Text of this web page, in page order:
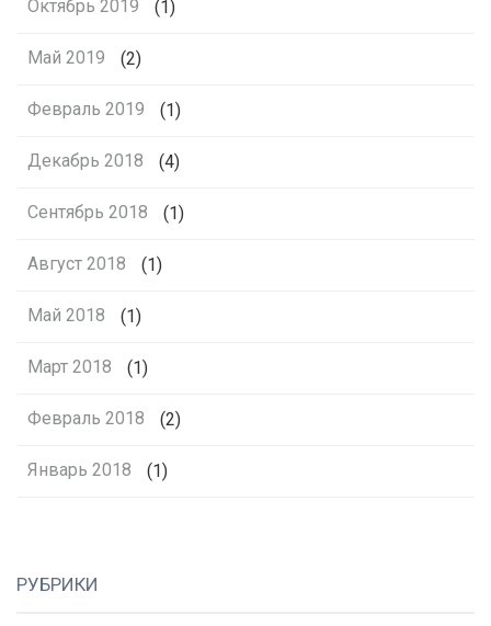
Октябрь 2019 (1)
Май 2019 (2)
Февраль 2019 (1)
Декабрь 2018 (4)
Сентябрь 2018 (1)
Август 2018 (1)
Май 2018 (1)
Март 2018 (1)
Февраль 2018 (2)
Январь 2018 (1)
РУБРИКИ